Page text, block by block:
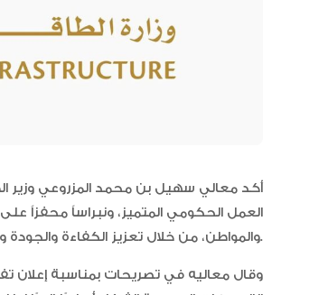
أكد معالي سهيل بن محمد المزروعي وزير
العمل الحكومي المتميز، ونبراساً محفزاً
والمواطن، من خلال تعزيز الكفاءة والجودة والابتكار والاستدامة.
وقال معاليه في تصريحات بمناسبة إعلان